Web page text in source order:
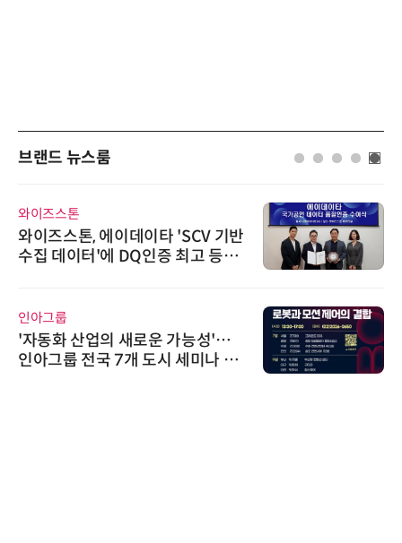
브랜드 뉴스룸
와이즈스톤
와이즈스톤, 에이데이타 'SCV 기반
수집 데이터'에 DQ인증 최고 등급
인아그룹
'자동화 산업의 새로운 가능성'…
인아그룹 전국 7개 도시 세미나 페